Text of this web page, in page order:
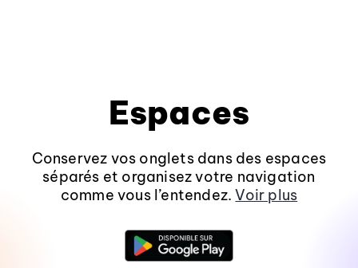
Espaces
Conservez vos onglets dans des espaces
séparés et organisez votre navigation
comme vous l’entendez.Voir plus